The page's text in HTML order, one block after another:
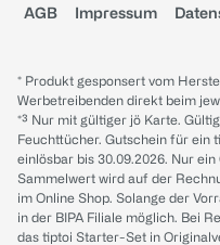
AGB Impressum
* Produkt gesponsert vom
Werbetreibenden direkt beim
*³ Nur mit gültiger jö Karte.
Feuchttücher. Gutschein für ein
einlösbar bis 30.09.2026. Nur
Sammelwert wird auf der
im Online Shop. Solange der
in der BIPA Filiale möglich. Bei
das tiptoi Starter-Set in